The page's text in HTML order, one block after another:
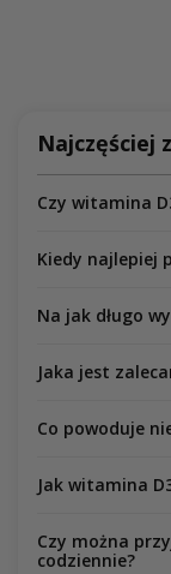
Najczęściej
Czy witamina
Kiedy najlepiej
Na jak długo
Jaka jest
Co powoduje
Jak witamina
Czy można
codziennie?